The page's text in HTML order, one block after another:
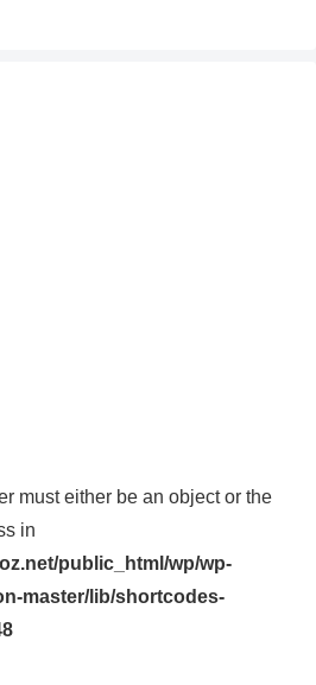
must either be an object or the
in
public_html/wp/wp-
master/lib/shortcodes-